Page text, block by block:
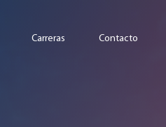
Carreras Contacto